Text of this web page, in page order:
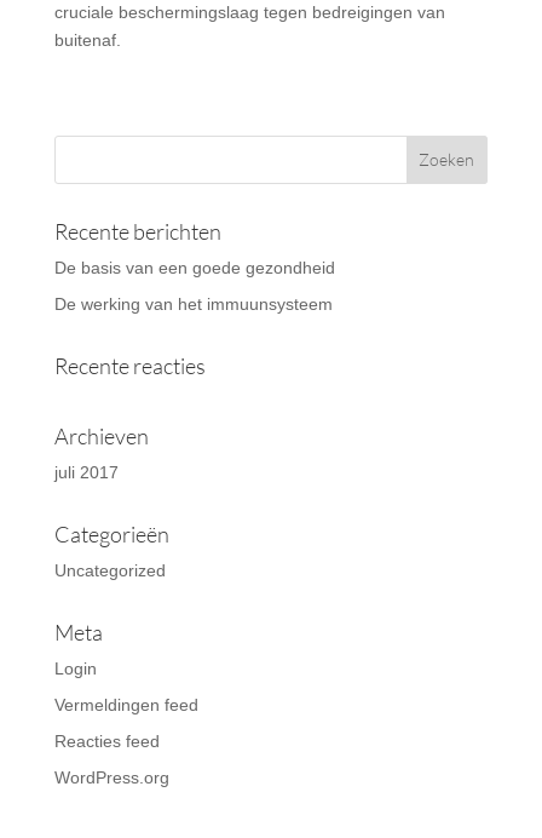
cruciale beschermingslaag tegen bedreigingen van
buitenaf.
Recente berichten
De basis van een goede gezondheid
De werking van het immuunsysteem
Recente reacties
Archieven
juli 2017
Categorieën
Uncategorized
Meta
Login
Vermeldingen feed
Reacties feed
WordPress.org